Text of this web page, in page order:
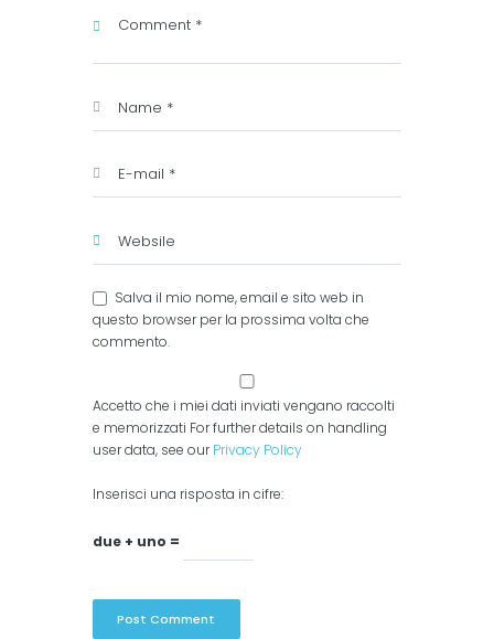
Salva il mio nome, email e sito web in
questo browser per la prossima volta che
commento.
Accetto che i miei dati inviati vengano raccolti
e memorizzati For further details on handling
user data, see ourPrivacy Policy
Inserisci una risposta in cifre:
due + uno =